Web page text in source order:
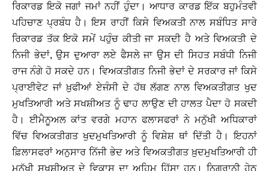
ਰਿਕਾਰਡ ਇਕੋ ਜਗਾਂ ਜਮਾਂ ਨਹੀਂ ਹੁੰਦਾ। ਆਧਾਰ ਕਾਰਡ ਇੱਕ ਬਹੁਮੰਤਵੀ
ਪਹਿਚਾਣ ਪ੍ਰਬੰਧ ਹੈ। ਇਸ ਰਾਹੀਂ ਕਿਸੇ ਵਿਅਕਤੀ ਨਾਲ ਸਬੰਧਿਤ ਸਾਰੇ
ਰਿਕਾਰਡ ਤੱਕ ਇਕੋ ਸਮੇਂ ਪਹੁੰਚ ਕੀਤੀ ਜਾ ਸਕਦੀ ਹੈ ਅਤੇ ਵਿਅਕਤੀ ਦੇ
ਨਿਜੀ ਭੇਦਾਂ, ਉਸ ਦੁਆਰਾ ਲਏ ਫੈਸਲੇ ਜਾ ਉਸ ਦੀ ਸਿਹਤ ਸਬੰਧੀ ਨਿਜੀ
ਰਾਜ ਨੰਗੇ ਹੋ ਸਕਦੇ ਹਨ। ਵਿਅਕਤੀਗਤ ਨਿਜੀ ਭੇਦਾਂ ਦੇ ਸਰਕਾਰ ਜਾਂ ਕਿਸੇ
ਪ੍ਰਾਈਵੇਟ ਜਾਂ ਖ਼ੁਫੀਆਂ ਏਜੰਸੀ ਦੇ ਹੱਥ ਲੱਗਣ ਨਾਲ ਵਿਅਕਤੀਗਤ ਖੁਦ
ਮੁਖਤਿਆਰੀ ਅਤੇ ਸਖਸ਼ੀਅਤ ਨੂੰ ਢਾਹ ਲਾਉਣ ਦੀ ਹਾਲਤ ਪੈਦਾ ਹੋ ਸਕਦੀ
ਹੈ। ਈਮੈਨੂਅਲ ਕਾਂਤ ਵਰਗੇ ਮਹਾਨ ਫਲਾਸਫਰਾਂ ਨੇ ਮਨੁੱਖੀ ਅਧਿਕਾਰਾਂ
ਵਿੱਚ ਵਿਅਕਤੀਗਤ ਖੁਦਮੁਖਤਿਆਰੀ ਨੂੰ ਵਿਸ਼ੇਸ਼ ਥਾਂ ਦਿੱਤੀ ਹੈ। ਇਹਨਾਂ
ਫ਼ਿਲਾਸਫਰਾਂ ਅਨੁਸਾਰ ਨਿੱਜੀ ਭੇਦ ਅਤੇ ਵਿਅਕਤੀਗਤ ਖ਼ੁਦਮੁਖਤਿਆਰੀ ਹੀ
ਮਨੁੱਖੀ ਸਖਸ਼ੀਅਤ ਦੇ ਵਿਕਾਸ ਦਾ ਅਹਿਮ ਹਿੱਸਾ ਹਨ। ਨਿਗਰਾਨੀ ਹੇਠ